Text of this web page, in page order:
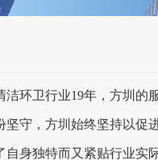
环卫行业19年，方圳的
守，方圳始终坚持以促
身独特而又紧贴行业实